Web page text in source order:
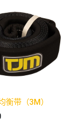
衡带（3M）